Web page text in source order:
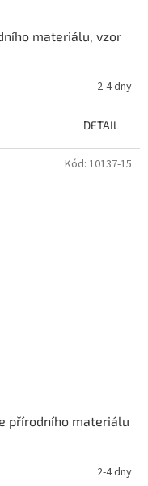
materiálu, vzor
2-4 dny
DETAIL
přírodního materiálu
2-4 dny
Kód: 10137-15